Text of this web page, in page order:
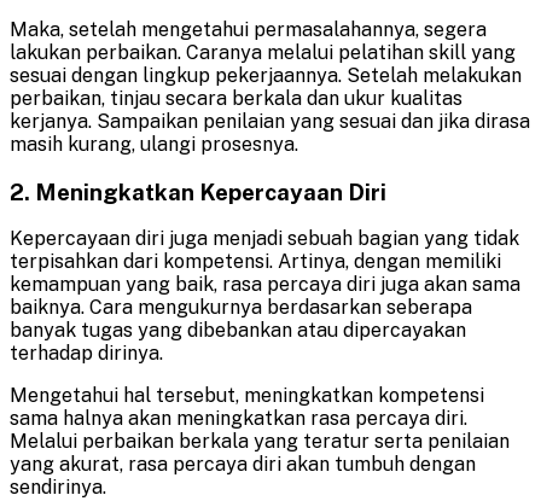
Maka, setelah mengetahui permasalahannya, segera
lakukan perbaikan. Caranya melalui pelatihan skill yang
sesuai dengan lingkup pekerjaannya. Setelah melakukan
perbaikan, tinjau secara berkala dan ukur kualitas
kerjanya. Sampaikan penilaian yang sesuai dan jika dirasa
masih kurang, ulangi prosesnya.
2. Meningkatkan Kepercayaan Diri
Kepercayaan diri juga menjadi sebuah bagian yang tidak
terpisahkan dari kompetensi. Artinya, dengan memiliki
kemampuan yang baik, rasa percaya diri juga akan sama
baiknya. Cara mengukurnya berdasarkan seberapa
banyak tugas yang dibebankan atau dipercayakan
terhadap dirinya.
Mengetahui hal tersebut, meningkatkan kompetensi
sama halnya akan meningkatkan rasa percaya diri.
Melalui perbaikan berkala yang teratur serta penilaian
yang akurat, rasa percaya diri akan tumbuh dengan
sendirinya.